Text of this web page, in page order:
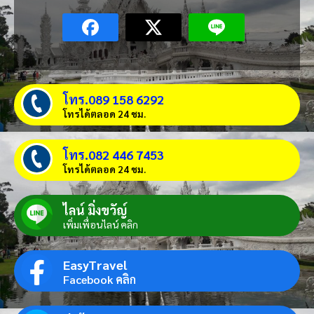
โทร.089 158 6292
โทรได้ตลอด 24 ชม.
โทร.082 446 7453
โทรได้ตลอด 24 ชม.
ไลน์ มิ่งขวัญ์
เพิ่มเพื่อนไลน์ คลิก
EasyTravel
Facebook คลิก